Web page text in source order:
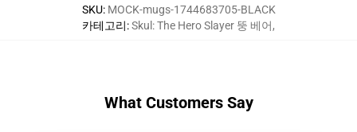
SKU: MOCK-mugs-1744683705-BLACK
카테고리:Skul: The Hero Slayer 뚱 베어,
What Customers Say